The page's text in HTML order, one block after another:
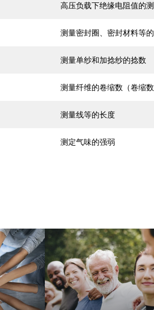
高压负载下绝缘电阻值的
测量密封圈、密封材料等
测量单纱和加捻纱的捻数
测量纤维的卷缩数（卷缩
测量线等的长度
测定气味的强弱